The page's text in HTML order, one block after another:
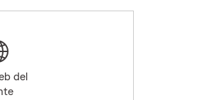
del